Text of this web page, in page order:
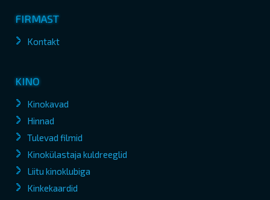
FIRMAST
Kontakt
KINO
Kinokavad
Hinnad
Tulevad filmid
Kinokülastaja kuldreeglid
Liitu kinoklubiga
Kinkekaardid